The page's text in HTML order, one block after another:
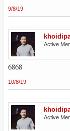
9/8/19
Active
6868
10/8/19
Active